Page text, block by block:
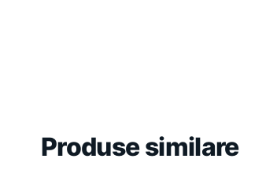
Produse similare